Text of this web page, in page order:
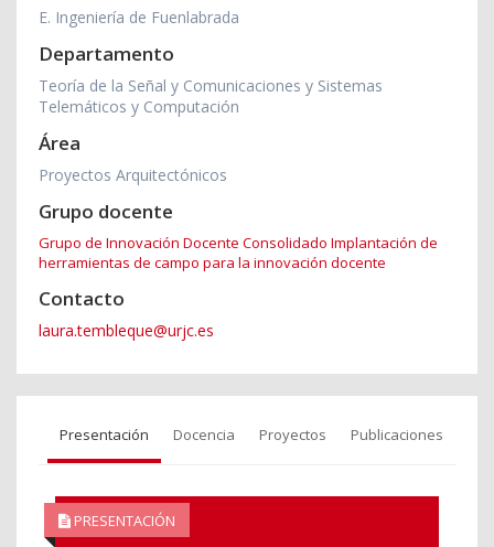
E. Ingeniería de Fuenlabrada
Departamento
Teoría de la Señal y Comunicaciones y Sistemas
Telemáticos y Computación
Área
Proyectos Arquitectónicos
Grupo docente
Grupo de Innovación Docente Consolidado Implantación de
herramientas de campo para la innovación docente
Contacto
laura.tembleque@urjc.es
Presentación Docencia Proyectos Publicaciones
PRESENTACIÓN